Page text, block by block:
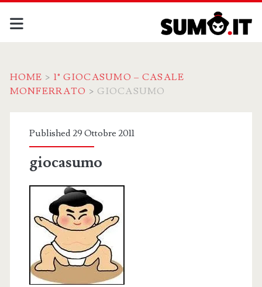
HOME > 1° GIOCASUMO – CASALE
MONFERRATO > GIOCASUMO
Published 29 Ottobre 2011
giocasumo